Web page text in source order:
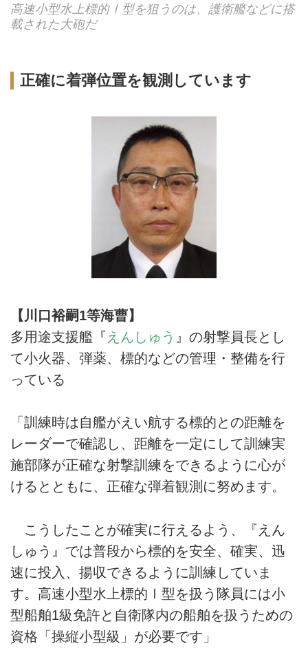
高速小型水上標的Ⅰ型を狙うのは、護衛艦などに搭
載された大砲だ
正確に着弾位置を観測しています
【川口裕嗣1等海曹】
多用途支援艦『 えんしゅう 』の射撃員長とし
て小火器、弾薬、標的などの管理・整備を行
っている
「訓練時は自艦がえい航する標的との距離を
レーダーで確認し、距離を一定にして訓練実
施部隊が正確な射撃訓練をできるように心が
けるとともに、正確な弾着観測に努めます。
こうしたことが確実に行えるよう、『えん
しゅう』では普段から標的を安全、確実、迅
速に投入、揚収できるように訓練していま
す。高速小型水上標的Ⅰ型を扱う隊員には小
型船舶1級免許と自衛隊内の船舶を扱うための
資格「操縦小型級」が必要です」